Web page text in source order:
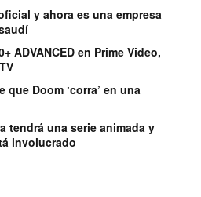
y ahora es una empresa
ADVANCED en Prime Video,
Doom ‘corra’ en una
tendrá una serie animada y
involucrado